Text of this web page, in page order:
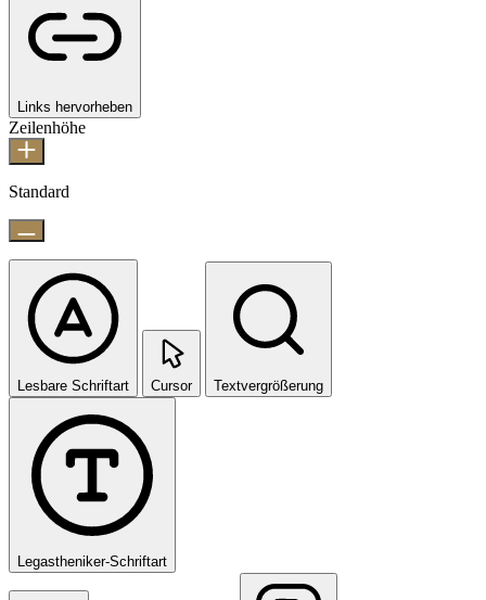
Links hervorheben
Zeilenhöhe
Standard
Lesbare Schriftart Cursor Textvergrößerung
Legastheniker-Schriftart